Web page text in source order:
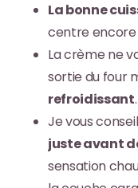
La bonne
centre
La crème ne
sortie du four
refroidissant.
Je vous
juste avant
sensation